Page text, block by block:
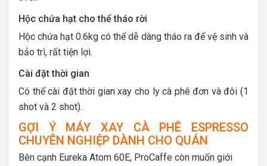
Hộc chứa hạt cho thể tháo rời
Hộc chứa hạt 0.6kg có thể dễ dàng tháo ra để vệ sinh và
bảo trì, rất tiện lợi.
Cài đặt thời gian
Có thể cài đặt thời gian xay cho ly cà phê đơn và đôi (1
shot và 2 shot).
GỢI Ý MÁY XAY CÀ PHÊ ESPRESSO
CHUYÊN NGHIỆP DÀNH CHO QUÁN
Bên cạnh Eureka Atom 60E, ProCaffe còn muốn giới